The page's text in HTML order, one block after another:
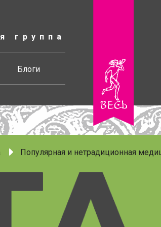
группа
Блоги
Популярная и нетрадиционная